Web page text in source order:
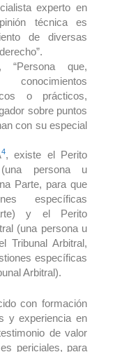
experto en
técnica es
de diversas
“Persona que,
conocimientos
o prácticos,
sobre puntos
con su especial
4, existe el Perito
persona u
Parte, para que
específicas
y el Perito
(una persona u
Tribunal Arbitral,
específicas
Arbitral).
con formación
y experiencia en
de valor
periciales, para